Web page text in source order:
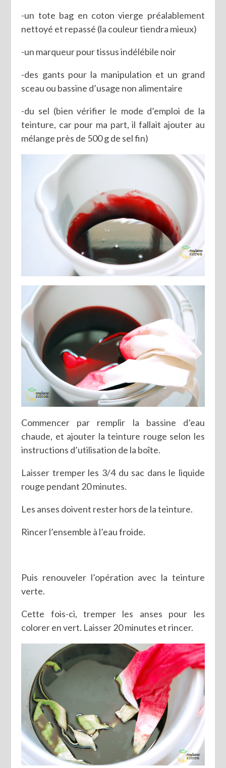
-un tote bag en coton vierge préalablement
nettoyé et repassé (la couleur tiendra mieux)
-un marqueur pour tissus indélébile noir
-des gants pour la manipulation et un grand
sceau ou bassine d’usage non alimentaire
-du sel (bien vérifier le mode d’emploi de la
teinture, car pour ma part, il fallait ajouter au
mélange près de 500 g de sel fin)
Commencer par remplir la bassine d’eau
chaude, et ajouter la teinture rouge selon les
instructions d’utilisation de la boîte.
Laisser tremper les 3/4 du sac dans le liquide
rouge pendant 20 minutes.
Les anses doivent rester hors de la teinture.
Rincer l’ensemble à l’eau froide.
Puis renouveler l’opération avec la teinture
verte.
Cette fois-ci, tremper les anses pour les
colorer en vert. Laisser 20 minutes et rincer.